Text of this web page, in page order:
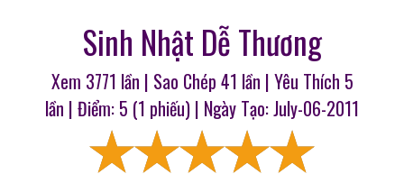
Sinh Nhật Dễ Thương
Xem 3771 lần | Sao Chép 41 lần | Yêu Thích 5
lần | Điểm: 5 (1 phiếu) | Ngày Tạo: July-06-2011